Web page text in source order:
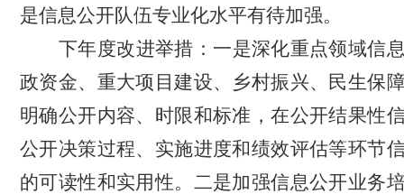
是信息公开队伍专业化水平有待加强。
下年度改进举措 ：一是深化重点领域信
政资金、重大项目建设、乡村振兴、民生保
明确公开内容、时限和标准，在公开结果性
公开决策过程、实施进度和绩效评估等环节
的可读性和实用性。二是加强信息公开业务